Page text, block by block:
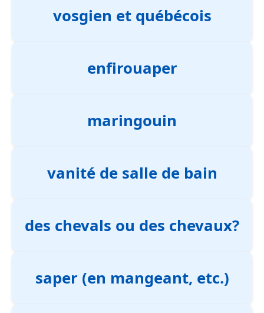
vosgien et québécois
enfirouaper
maringouin
vanité de salle de bain
des chevals ou des chevaux?
saper (en mangeant, etc.)